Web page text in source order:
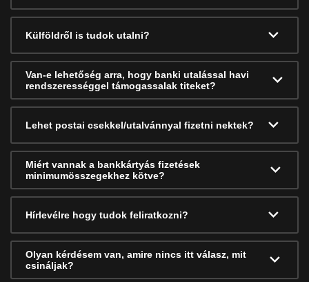
Külföldről is tudok utalni?
Van-e lehetőség arra, hogy banki utalással havi
rendszerességgel támogassalak titeket?
Lehet postai csekkel/utalvánnyal fizetni nektek?
Miért vannak a bankkártyás fizetések
minimumösszegekhez kötve?
Hírlevélre hogy tudok feliratkozni?
Olyan kérdésem van, amire nincs itt válasz, mit
csináljak?